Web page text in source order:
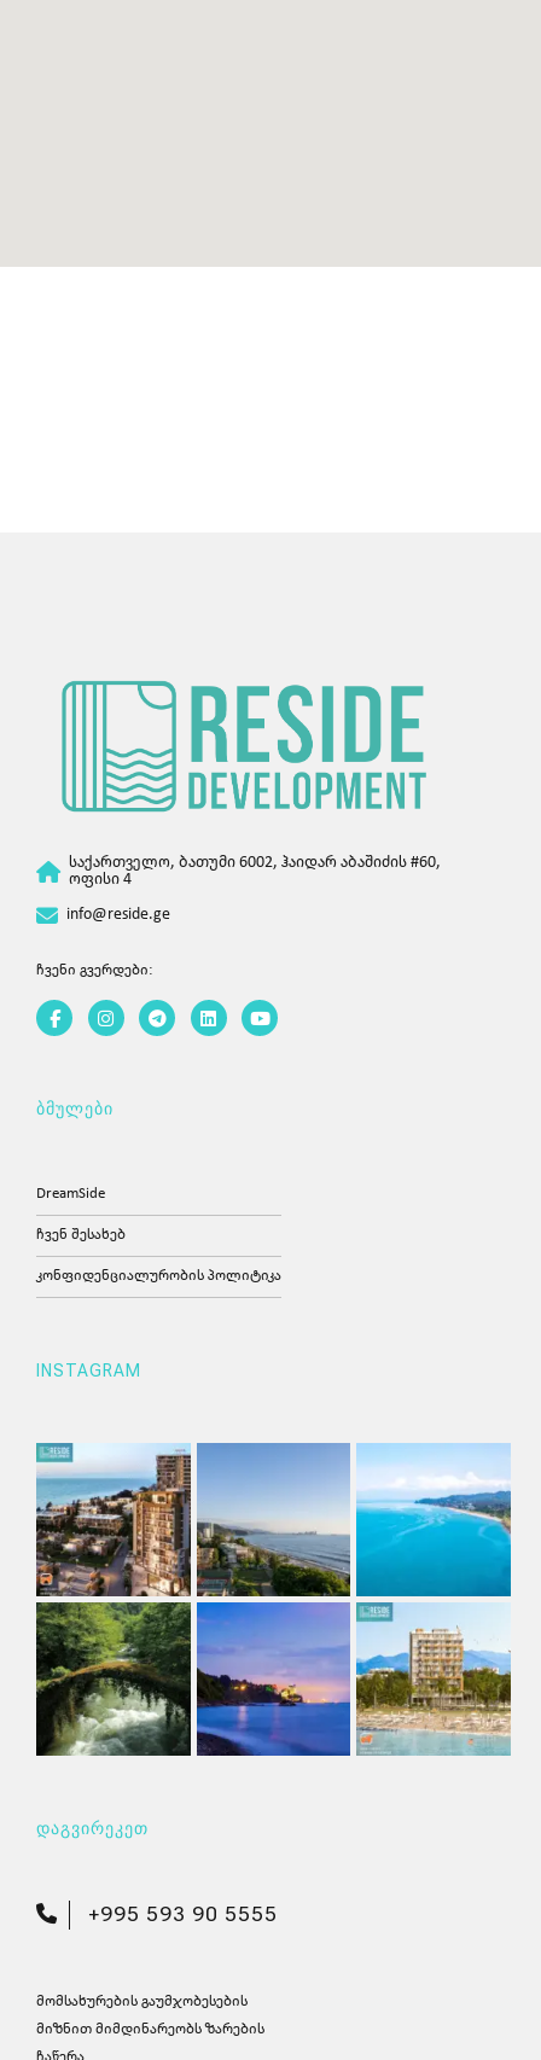
საქართველო, ბათუმი 6002, ჰაიდარ აბაშიძის #60,
ოფისი 4
info@reside.ge
ჩვენი გვერდები:
ბმულები
DreamSide
ჩვენ შესახებ
კონფიდენციალურობის პოლიტიკა
INSTAGRAM
დაგვირეკეთ
+995 593 90 5555
მომსახურების გაუმჯობესების
მიზნით მიმდინარეობს ზარების